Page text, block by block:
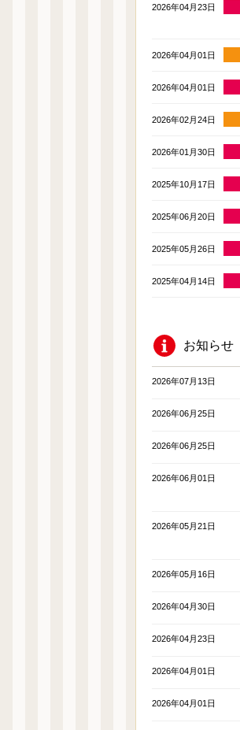
2026年04月23日
2026年04月01日
2026年04月01日
2026年02月24日
2026年01月30日
2025年10月17日
2025年06月20日
2025年05月26日
2025年04月14日
お知らせ
2026年07月13日
2026年06月25日
2026年06月25日
2026年06月01日
2026年05月21日
2026年05月16日
2026年04月30日
2026年04月23日
2026年04月01日
2026年04月01日